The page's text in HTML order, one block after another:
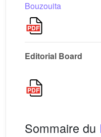
Bouzouita
Editorial Board
Sommaire du